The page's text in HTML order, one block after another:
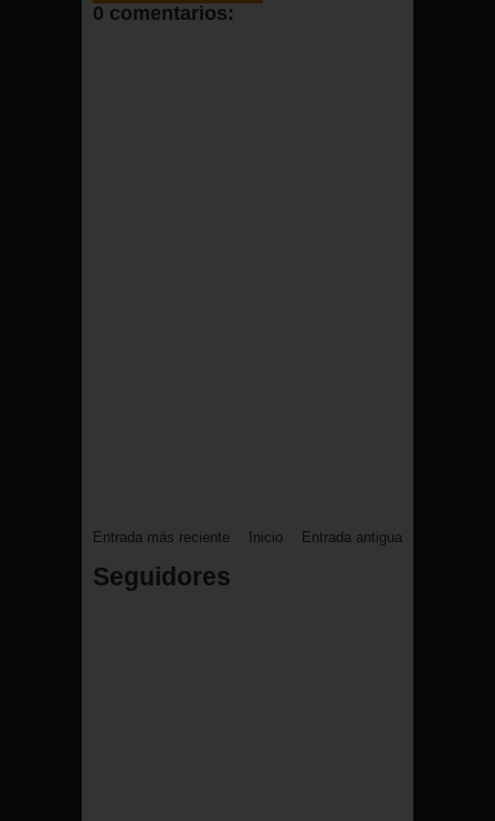
FACEBOOK
0 comentarios:
Entrada más reciente Entrada antigua
Inicio
Seguidores